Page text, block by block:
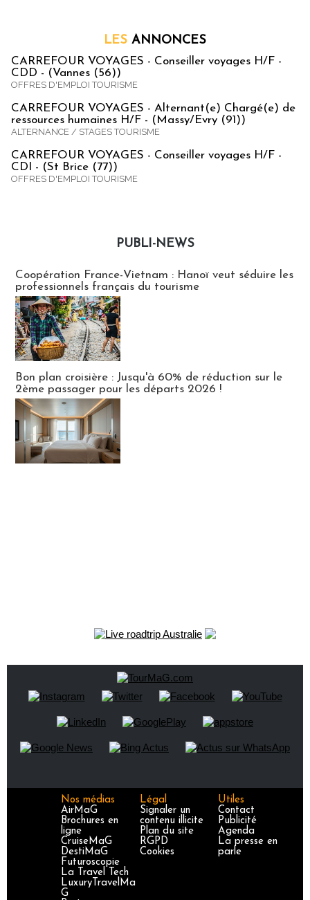
LES ANNONCES
CARREFOUR VOYAGES - Conseiller voyages H/F -
CDD - (Vannes (56))
OFFRES D'EMPLOI TOURISME
CARREFOUR VOYAGES - Alternant(e) Chargé(e) de
ressources humaines H/F - (Massy/Evry (91))
ALTERNANCE / STAGES TOURISME
CARREFOUR VOYAGES - Conseiller voyages H/F -
CDI - (St Brice (77))
OFFRES D'EMPLOI TOURISME
PUBLI-NEWS
Coopération France-Vietnam : Hanoï veut séduire les
professionnels français du tourisme
Bon plan croisière : Jusqu'à 60% de réduction sur le
2ème passager pour les départs 2026 !
Nos médias
AirMaG
Brochures en
ligne
CruiseMaG
DestiMaG
Futuroscopie
La Travel Tech
LuxuryTravelMa
G
Légal
Signaler un
contenu illicite
Plan du site
RGPD
Cookies
Utiles
Contact
Publicité
Agenda
La presse en
parle